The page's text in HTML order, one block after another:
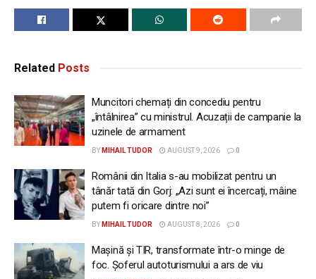
Related Posts
Muncitori chemați din concediu pentru
„întâlnirea” cu ministrul. Acuzații de campanie la
uzinele de armament
BY MIHAIL TUDOR AUGUST 9, 2026 0
Românii din Italia s-au mobilizat pentru un
tânăr tată din Gorj: „Azi sunt ei încercați, mâine
putem fi oricare dintre noi”
BY MIHAIL TUDOR AUGUST 8, 2026 0
Mașină și TIR, transformate într-o minge de
foc. Șoferul autoturismului a ars de viu